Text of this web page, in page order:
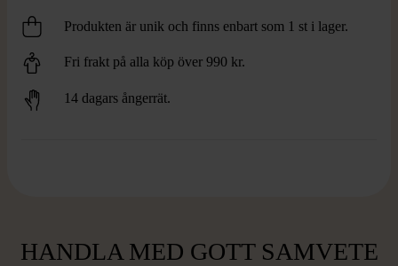
Produkten är unik och finns enbart som 1 st i lager.
Fri frakt på alla köp över 990 kr.
14 dagars ångerrät.
HANDLA MED GOTT SAMVETE